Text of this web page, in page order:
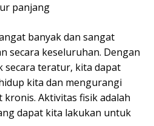
panjang
banyak dan sangat
secara keseluruhan. Dengan
secara teratur, kita dapat
kita dan mengurangi
Aktivitas fisik adalah
dapat kita lakukan untuk